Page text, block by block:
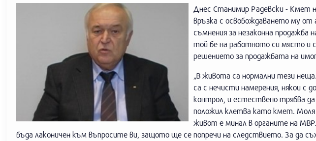
Днес Станимир Радевски - Кмет
връзка с освобождаването му от
съмнения за незаконна продажба
той бе на работното си място и
решението за продажбата на
„В живота са нормални тези
са с нечисти намерения, някои с
контрол, и естествено трябва
положил клетва като кмет. Моля
живот е минал в органите на
бъда лаконичен към въпросите ви, защото ще се попречи на следствието. За да